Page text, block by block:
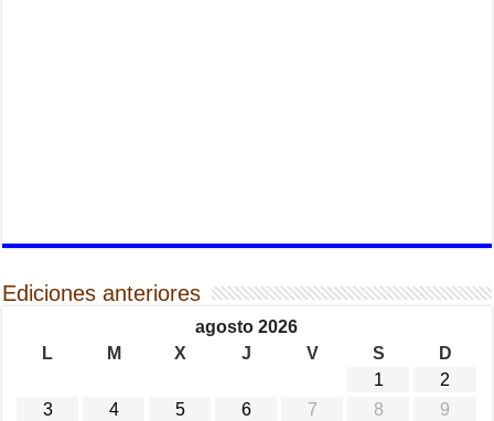
Ediciones anteriores
agosto 2026
L
M X J V S
D
1
2
3
4 5 6 7 8
9